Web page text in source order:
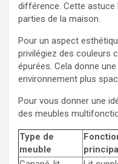
différence. Cette astuce
parties de la maison.
Pour un aspect
privilégiez des couleurs
épurées. Cela donne
environnement plus
Pour vous donner une
des meubles
Type de
meuble